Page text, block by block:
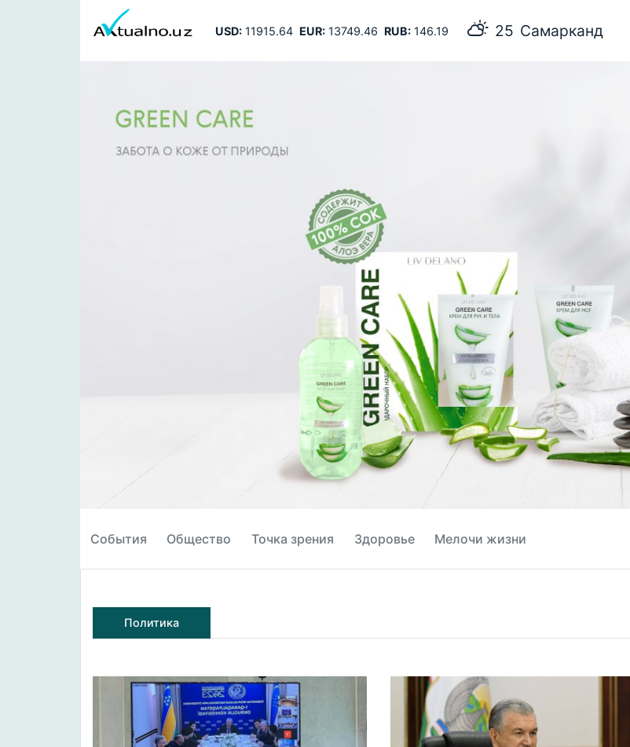
USD:11915.64 EUR:13749.46 RUB:146.19 25 Самарканд
События Общество Точка зрения Здоровье Мелочи жизни
Политика